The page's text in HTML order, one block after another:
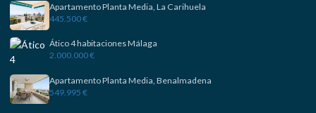
Apartamento Planta Media, La Carihuela
445.500 €
Ático 4 habitaciones Málaga
2.000.000 €
Apartamento Planta Media, Benalmadena
549.995 €